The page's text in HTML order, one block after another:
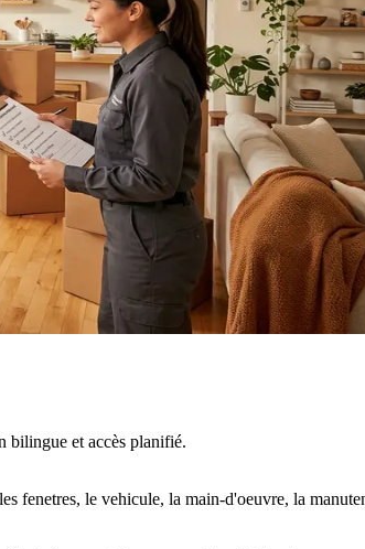
bilingue et accès planifié.
fenetres, le vehicule, la main-d'oeuvre, la